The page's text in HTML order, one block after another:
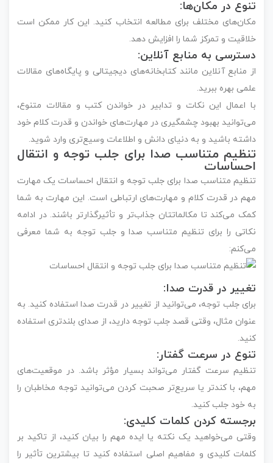
تنوع در مکان‌ها:
مکان‌های مختلف برای مطالعه انتخاب کنید. این کار ممکن است
خلاقیت و تمرکز شما را افزایش دهد.
دسترسی به منابع آنلاین:
از منابع آنلاین مانند کتابخانه‌های دیجیتالی و پایگاه‌های مقالات
علمی بهره ببرید.
با اعمال این نکات و تدابیر در خواندن کتب و مقالات متنوع،
می‌توانید بهبود چشمگیری در مهارت‌های خواندن و قدرت کلام خود
داشته باشید و به دنیای دانش و اطلاعات وسیع‌تری وارد شوید.
تنظیم متناسب صدا برای جلب توجه و انتقال
احساسات
تنظیم متناسب صدا برای جلب توجه و انتقال احساسات یک مهارت
مهم در قدرت کلام و مهارت‌های ارتباطی است. این مهارت به شما
کمک می‌کند تا مکالماتتان جذاب‌تر و تأثیرگذارتر باشند. در ادامه
نکاتی را برای تنظیم متناسب صدا و جلب توجه به شما معرفی
می‌کنم:
تغییر در قدرت صدا:
برای جلب توجه، می‌توانید از تغییر در قدرت صدا استفاده کنید. به
عنوان مثال، وقتی قصد جلب توجه دارید، از صدای بلندتری استفاده
کنید.
تنوع در سرعت گفتار:
تنظیم سرعت گفتار می‌تواند بسیار مؤثر باشد. در موقعیت‌های
مهم، با کندتر یا سریع‌تر صحبت کردن می‌توانید توجه مخاطبان را
به خود جلب کنید.
برجسته کردن کلمات کلیدی:
وقتی می‌خواهید یک نکته یا ایده مهم را بیان کنید، از تاکید بر
کلمات کلیدی و مفاهیم اصلی استفاده کنید تا بیشترین تأثیر را